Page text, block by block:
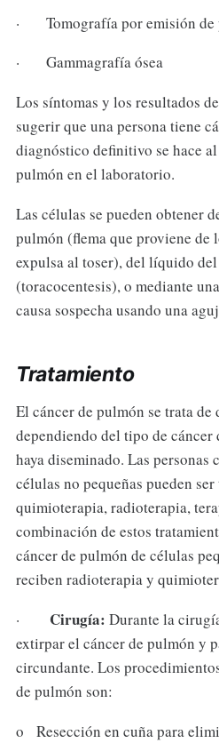
· Tomografía por emisión de
· Gammagrafía ósea
Los síntomas y los resultados
sugerir que una persona tiene
diagnóstico definitivo se hace
pulmón en el laboratorio.
Las células se pueden obtener
pulmón (flema que proviene de
expulsa al toser), del líquido
(toracocentesis), o mediante
causa sospecha usando una
Tratamiento
El cáncer de pulmón se trata de
dependiendo del tipo de cáncer
haya diseminado. Las personas
células no pequeñas pueden
quimioterapia, radioterapia,
combinación de estos
cáncer de pulmón de células
reciben radioterapia y
· Cirugía: Durante la
extirpar el cáncer de pulmón y
circundante. Los
de pulmón son:
o Resección en cuña para